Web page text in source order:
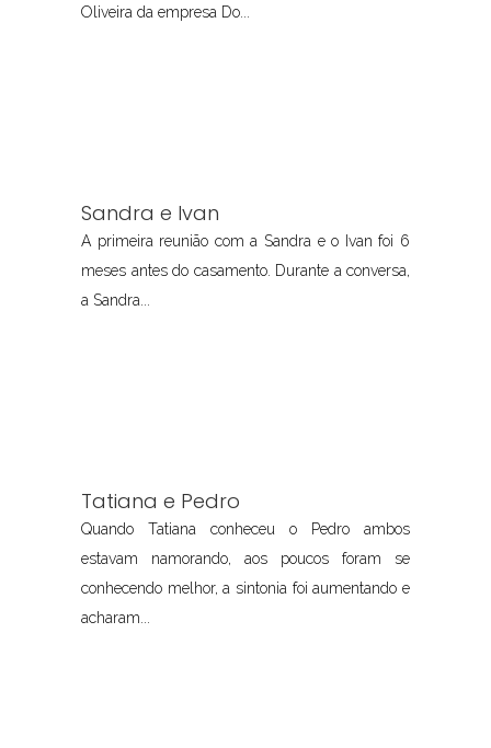
Oliveira da empresa Do...
Sandra e Ivan
A primeira reunião com a Sandra e o Ivan foi 6
meses antes do casamento. Durante a conversa,
a Sandra...
Tatiana e Pedro
Quando Tatiana conheceu o Pedro ambos
estavam namorando, aos poucos foram se
conhecendo melhor, a sintonia foi aumentando e
acharam...